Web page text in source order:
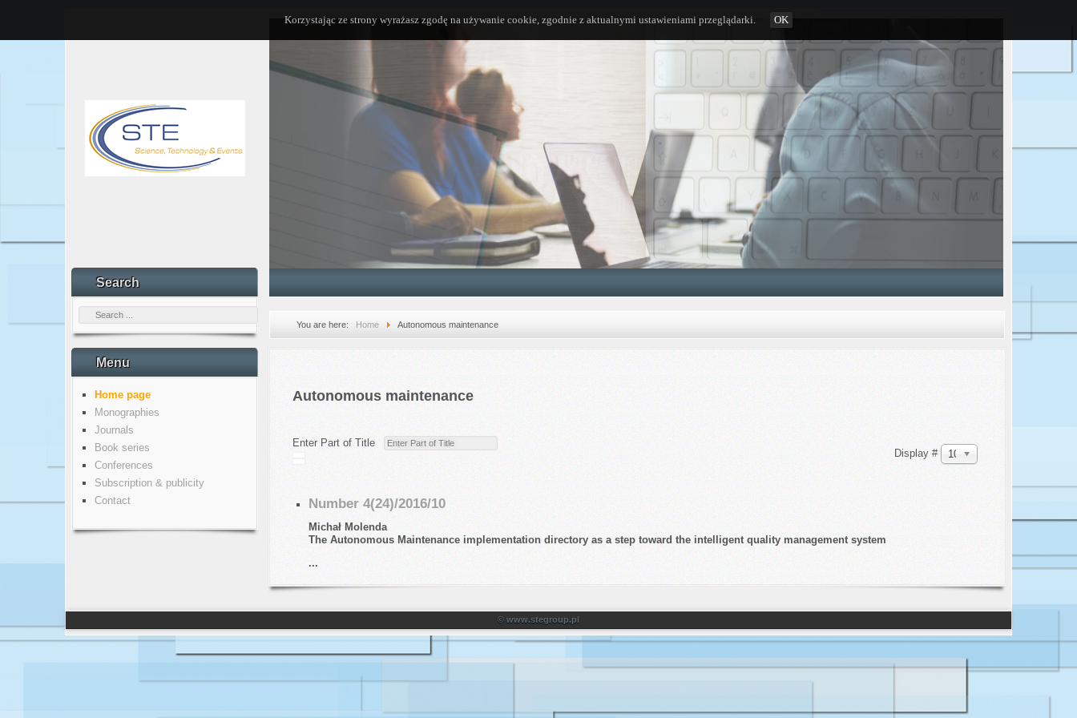
Korzystając ze strony wyrażasz zgodę na używanie cookie, zgodnie z aktualnymi ustawieniami przeglądarki. OK
Search
Menu
Home page
Monographies
Journals
Book series
Conferences
Subscription & publicity
Contact
You are here: Home Autonomous maintenance
Autonomous maintenance
Enter Part of Title
Display #
100
Number 4(24)/2016/10
Michał Molenda
The Autonomous Maintenance implementation directory as a step toward the intelligent quality management system
...
© www.stegroup.pl